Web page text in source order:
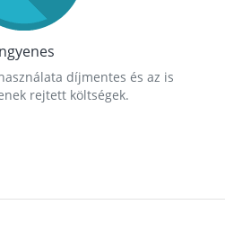
díjmentes és az is
rejtett költségek.